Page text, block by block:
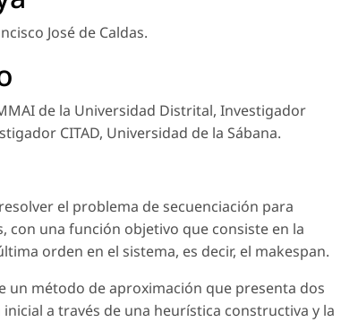
José de Caldas.
de la Universidad Distrital, Investigador
CITAD, Universidad de la Sábana.
el problema de secuenciación para
con una función objetivo que consiste en la
orden en el sistema, es decir, el makespan.
un método de aproximación que presenta dos
a través de una heurística constructiva y la